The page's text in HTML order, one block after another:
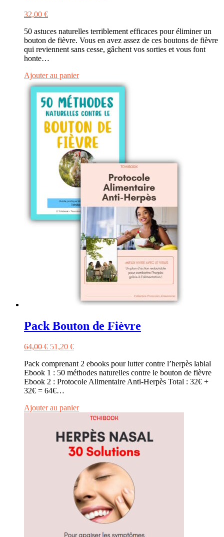
32,00 €
50 astuces naturelles terriblement efficaces pour éliminer un
bouton de fièvre. Vous en avez assez de ces boutons de fièvre
qui reviennent sans cesse, gâchent vos sorties et vous font
honte…
Ajouter au panier
Pack Bouton de Fièvre
64,00€ Le
initial
était :
64,00 €.
51,20 €Le
actuel
est :
51,20 €.
Pack comprenant 2 ebooks pour lutter contre l’herpès labial
Ebook 1 : 50 méthodes naturelles contre le bouton de fièvre
Ebook 2 : Protocole Alimentaire Anti-Herpès Total : 32€ +
32€ = 64€…
Ajouter au panier